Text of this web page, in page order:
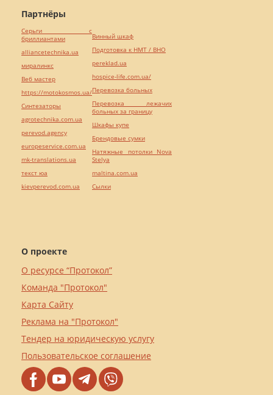
О проекте
О ресурсе “Протокол”
Команда "Протокол"
Карта Сайту
Реклама на "Протокол"
Тендер на юридическую услугу
Пользовательское соглашение
Партнёры
Серьги с
бриллиантами
alliancetechnika.ua
миралинкс
Веб мастер
https://motokosmos.ua/
Синтезаторы
agrotechnika.com.ua
perevod.agency
europeservice.com.ua
mk-translations.ua
текст юа
kievperevod.com.ua
Винный шкаф
Подготовка к НМТ / ВНО
pereklad.ua
hospice-life.com.ua/
Перевозка больных
Перевозка лежачих
больных за границу
Шкафы купе
Брендовые сумки
Натяжные потолки Nova
Stelya
maltina.com.ua
Cылки